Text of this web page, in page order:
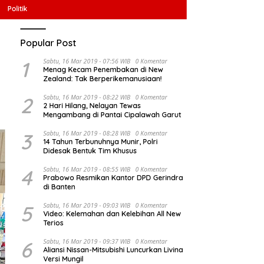
Politik
Popular Post
1 Sabtu, 16 Mar 2019 - 07:56 WIB 0 Komentar
Menag Kecam Penembakan di New
Zealand: Tak Berperikemanusiaan!
2 Sabtu, 16 Mar 2019 - 08:22 WIB 0 Komentar
2 Hari Hilang, Nelayan Tewas
Mengambang di Pantai Cipalawah Garut
3 Sabtu, 16 Mar 2019 - 08:28 WIB 0 Komentar
14 Tahun Terbunuhnya Munir, Polri
Didesak Bentuk Tim Khusus
4 Sabtu, 16 Mar 2019 - 08:55 WIB 0 Komentar
Prabowo Resmikan Kantor DPD Gerindra
di Banten
5 Sabtu, 16 Mar 2019 - 09:03 WIB 0 Komentar
Video: Kelemahan dan Kelebihan All New
Terios
6 Sabtu, 16 Mar 2019 - 09:37 WIB 0 Komentar
Aliansi Nissan-Mitsubishi Luncurkan Livina
Versi Mungil